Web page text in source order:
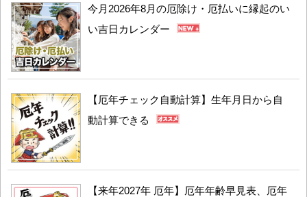
今月2026年8月の厄除け・厄払いに縁起のい
い吉日カレンダー
【厄年チェック自動計算】生年月日から自
動計算できる
【来年2027年 厄年】厄年年齢早見表、厄年